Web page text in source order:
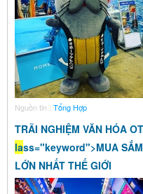
Nguồn tin : Tổng Hợp
TRÃI NGHIỆM VĂN HÓA
lass="keyword">MUA
LỚN NHẤT THẾ GIỚI